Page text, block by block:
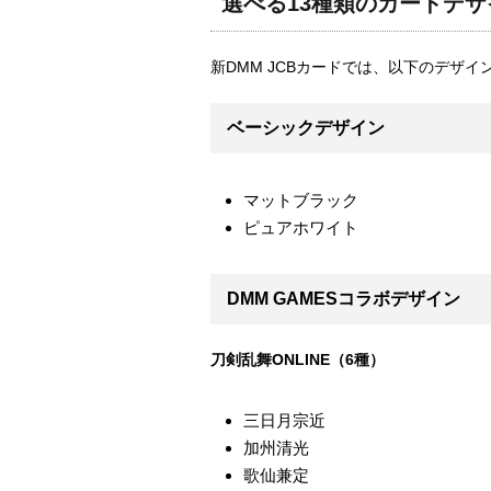
新DMM JCBカードでは、以下のデザイ
ベーシックデザイン
マットブラック
ピュアホワイト
DMM GAMESコラボデザイン
刀剣乱舞ONLINE（6種）
三日月宗近
加州清光
歌仙兼定